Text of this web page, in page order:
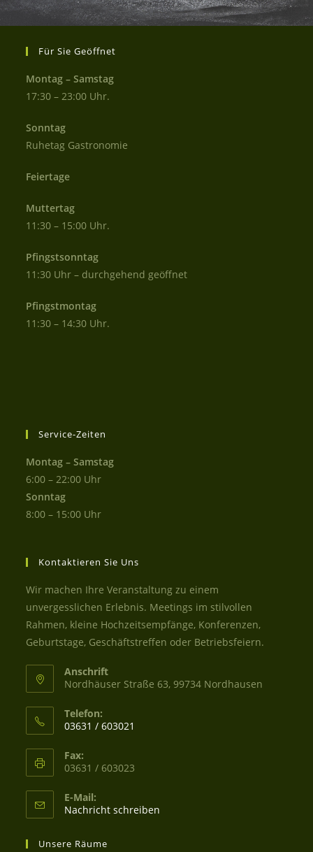
Für Sie Geöffnet
Montag – Samstag
17:30 – 23:00 Uhr.
Sonntag
Ruhetag Gastronomie
Feiertage
Muttertag
11:30 – 15:00 Uhr.
Pfingstsonntag
11:30 Uhr – durchgehend geöffnet
Pfingstmontag
11:30 – 14:30 Uhr.
Service-Zeiten
Montag – Samstag
6:00 – 22:00 Uhr
Sonntag
8:00 – 15:00 Uhr
Kontaktieren Sie Uns
Wir machen Ihre Veranstaltung zu einem
unvergesslichen Erlebnis. Meetings im stilvollen
Rahmen, kleine Hochzeitsempfänge, Konferenzen,
Geburtstage, Geschäftstreffen oder Betriebsfeiern.
Anschrift
Nordhäuser Straße 63, 99734 Nordhausen
Telefon:
03631 / 603021
Fax:
03631 / 603023
E-Mail:
Nachricht schreiben
Unsere Räume